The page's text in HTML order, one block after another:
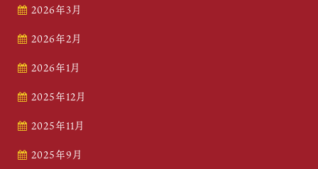
2026年3月
2026年2月
2026年1月
2025年12月
2025年11月
2025年9月